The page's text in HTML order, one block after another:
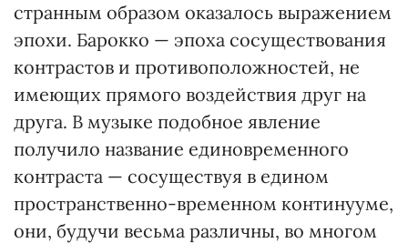
странным образом оказалось выражением
эпохи. Барокко — эпоха сосуществования
контрастов и противоположностей, не
имеющих прямого воздействия друг на
друга. В музыке подобное явление
получило название единовременного
контраста — сосуществуя в едином
пространственно-временном континууме,
они, будучи весьма различны, во многом